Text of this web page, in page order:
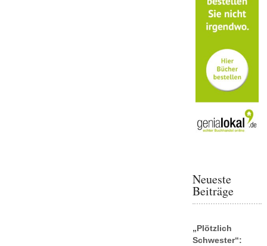
Neueste
Beiträge
„Plötzlich
Schwester“: